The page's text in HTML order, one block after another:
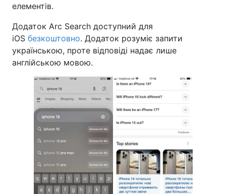
елементів.
Додаток Arc Search доступний для
iOS безкоштовно. Додаток розуміє запити
українською, проте відповіді надає лише
англійською мовою.